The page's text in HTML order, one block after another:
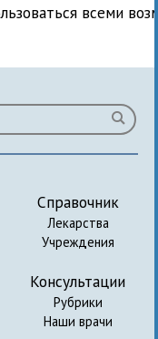
всеми
Справочник
Лекарства
Учреждения
Консультации
Рубрики
Наши врачи